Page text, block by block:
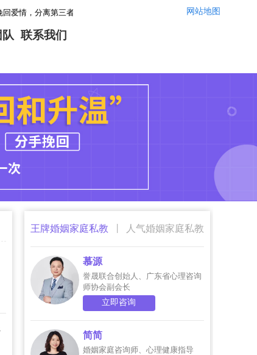
，分离第三者，感情修复，让你们的婚姻感情重回幸福！情感咨询微信
网站地图
队 联系我们
王牌婚姻家庭私教 人气婚姻家庭私教
慕源
誉晟联合创始人、广东省心理咨询
师协会副会长
立即咨询
简简
婚姻家庭咨询师、心理健康指导